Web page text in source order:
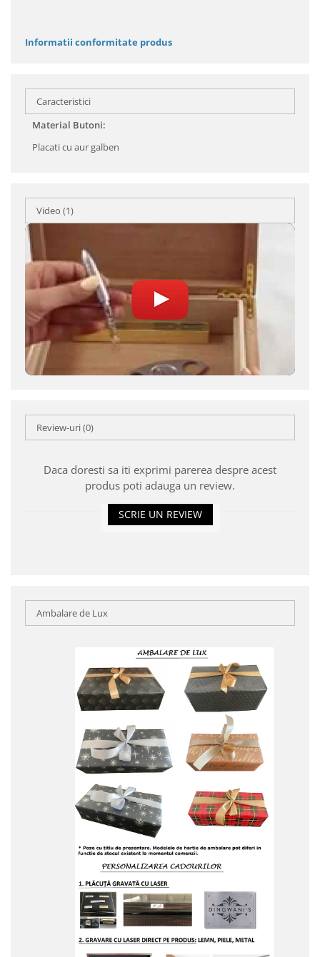
Informatii conformitate produs
Caracteristici
Material Butoni:
Placati cu aur galben
Video (1)
Review-uri(0)
Daca doresti sa iti exprimi parerea despre acest
produs poti adauga un review.
SCRIE UN REVIEW
Ambalare de Lux